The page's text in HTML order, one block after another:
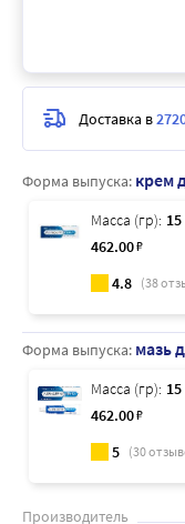
Форма выпуска: крем
Масса (гр):
462.00₽
4.8 (38
Форма выпуска: мазь
Масса (гр):
462.00₽
5 (30
Производитель
Доставка в